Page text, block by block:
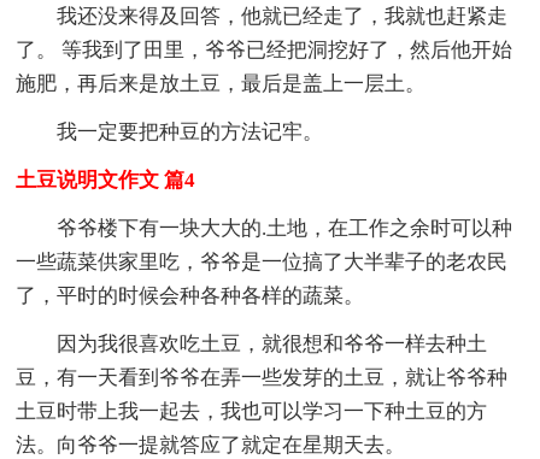
我还没来得及回答，他就已经走了，我就也赶紧走
了。 等我到了田里，爷爷已经把洞挖好了，然后他开始
施肥，再后来是放土豆，最后是盖上一层土。
我一定要把种豆的方法记牢。
土豆说明文作文 篇4
爷爷楼下有一块大大的.土地，在工作之余时可以种
一些蔬菜供家里吃，爷爷是一位搞了大半辈子的老农民
了，平时的时候会种各种各样的蔬菜。
因为我很喜欢吃土豆，就很想和爷爷一样去种土
豆，有一天看到爷爷在弄一些发芽的土豆，就让爷爷种
土豆时带上我一起去，我也可以学习一下种土豆的方
法。向爷爷一提就答应了就定在星期天去。